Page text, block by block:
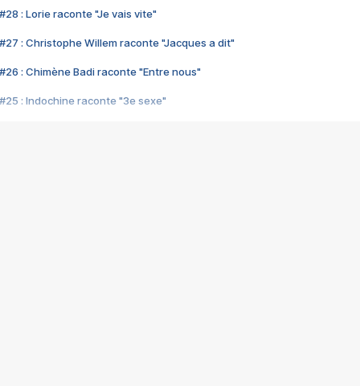
#28 : Lorie raconte "Je vais vite"
#27 : Christophe Willem raconte "Jacques a dit"
#26 : Chimène Badi raconte "Entre nous"
#25 : Indochine raconte "3e sexe"